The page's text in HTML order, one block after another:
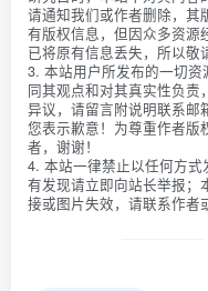
请通知我们或作者删除，其
有版权信息，但因众多资源
已将原有信息丢失，所以敬
3. 本站用户所发布的一切
同其观点和对其真实性负责
异议，请留言附说明联系邮
您表示歉意！为尊重作者版
者，谢谢！
4. 本站一律禁止以任何方
有发现请立即向站长举报；
接或图片失效，请联系作者